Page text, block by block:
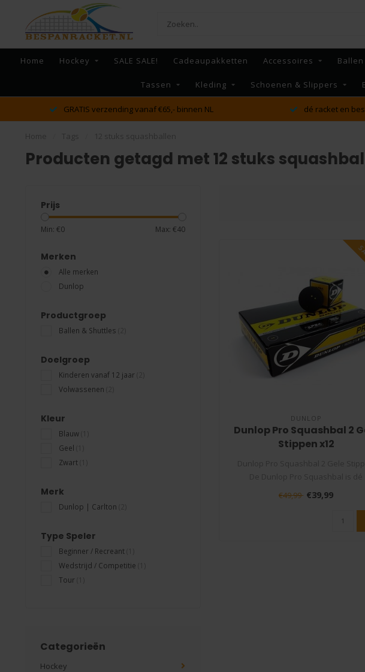
Home Hockey SALE SALE! Cadeaupakketten Accessoires
Tassen Kleding Schoenen & Slippers
GRATIS verzending vanaf €65,- binnen NL dé racket en
Producten getagd met 12 stuks
Prijs
Min: €0 Max: €40
Merken
Alle merken
Dunlop
Productgroep
Ballen & Shuttles
Doelgroep
Kinderen vanaf 12 jaar
Volwassenen
Kleur
Blauw
Geel
Zwart
Merk
Dunlop | Carlton
Type Speler
Beginner / Recreant
Wedstrijd / Competitie
Tour
Categorieën
Hockey
DUNLOP
Dunlop Pro Squashbal 2
Stippen x12
competitieba..
€49,99 €39,99